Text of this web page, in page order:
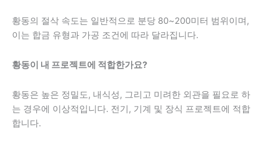
황동의 절삭 속도는 일반적으로 분당 80~200미터 범위이며,
이는 합금 유형과 가공 조건에 따라 달라집니다.
황동이 내 프로젝트에 적합한가요?
황동은 높은 정밀도, 내식성, 그리고 미려한 외관을 필요로 하
는 경우에 이상적입니다. 전기, 기계 및 장식 프로젝트에 적합
합니다.